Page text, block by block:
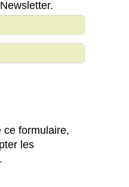
ce formulaire,
les
.